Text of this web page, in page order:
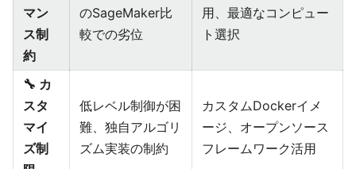
マン
ス制
約
のSageMaker比
較での劣位
用、最適なコンピュー
ト選択
🔧 カ
スタ
マイ
ズ制
低レベル制御が困
難、独自アルゴリ
ズム実装の制約
カスタムDockerイメ
ージ、オープンソース
フレームワーク活用